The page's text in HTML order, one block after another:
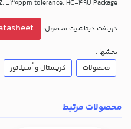
±30ppm tolerance, HC-49U Package
دریافت دیتاشیت محصول:
بخشها :
محصولات
کریستال و اُسیلاتور
محصولات مرتبط